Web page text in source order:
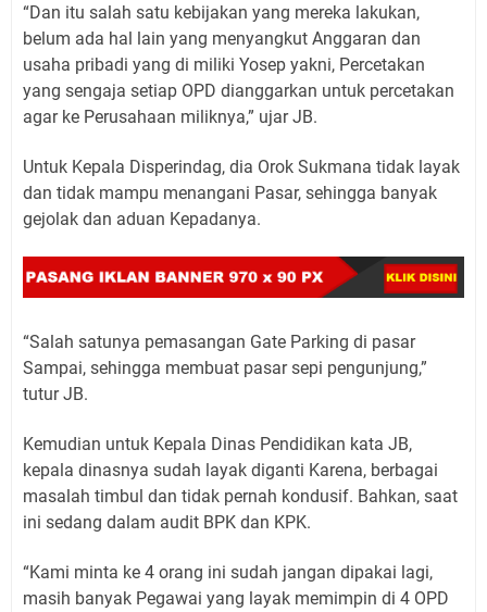
“Dan itu salah satu kebijakan yang mereka lakukan,
belum ada hal lain yang menyangkut Anggaran dan
usaha pribadi yang di miliki Yosep yakni, Percetakan
yang sengaja setiap OPD dianggarkan untuk percetakan
agar ke Perusahaan miliknya,” ujar JB.
Untuk Kepala Disperindag, dia Orok Sukmana tidak layak
dan tidak mampu menangani Pasar, sehingga banyak
gejolak dan aduan Kepadanya.
“Salah satunya pemasangan Gate Parking di pasar
Sampai, sehingga membuat pasar sepi pengunjung,”
tutur JB.
Kemudian untuk Kepala Dinas Pendidikan kata JB,
kepala dinasnya sudah layak diganti Karena, berbagai
masalah timbul dan tidak pernah kondusif. Bahkan, saat
ini sedang dalam audit BPK dan KPK.
“Kami minta ke 4 orang ini sudah jangan dipakai lagi,
masih banyak Pegawai yang layak memimpin di 4 OPD